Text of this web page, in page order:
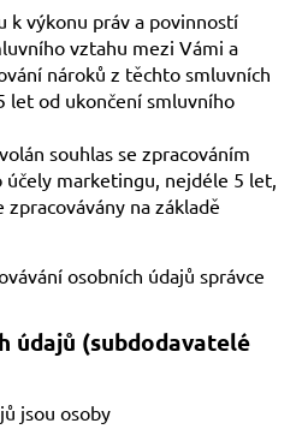
k výkonu práv a povinností
vztahu mezi Vámi a
nároků z těchto smluvních
let od ukončení smluvního
souhlas se zpracováním
účely marketingu, nejdéle 5 let,
zpracovávány na základě
osobních údajů správce
údajů (subdodavatelé
jsou osoby